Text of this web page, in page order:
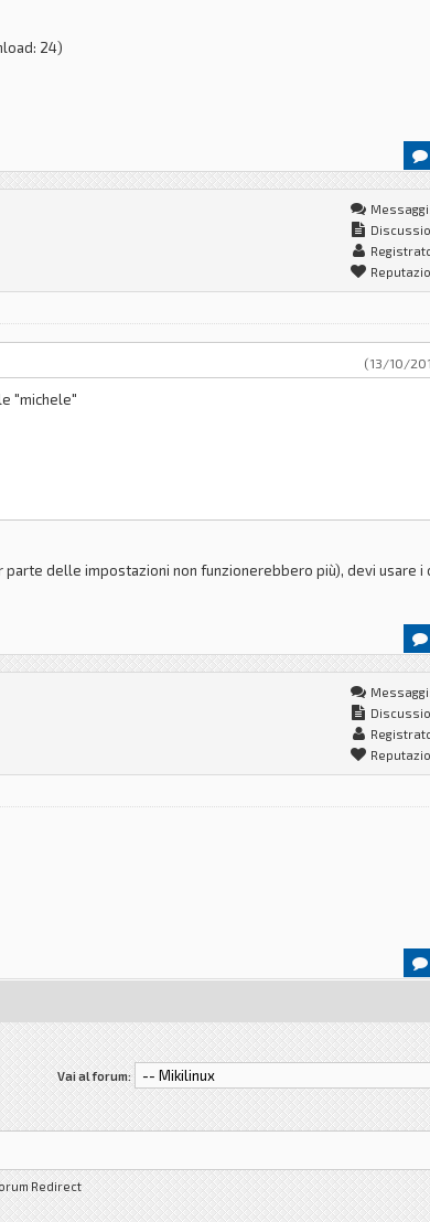
24)
Messaggi:
(13/10/
"michele"
delle impostazioni non funzionerebbero più), devi usare i
Messaggi:
Vai al forum:
Redirect